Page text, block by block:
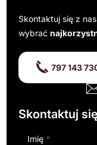
Skontaktuj się z
wybrać
797 143
Skontaktuj
Imię *